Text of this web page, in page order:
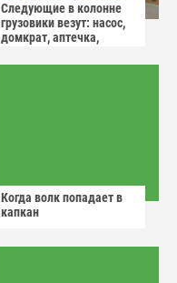
Следующие в колонне
грузовики везут: насос,
домкрат, аптечка,
Когда волк попадает в
капкан